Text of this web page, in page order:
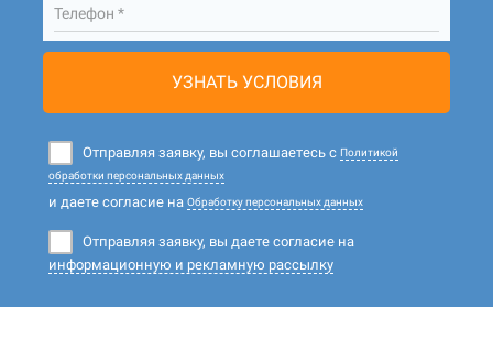
Телефон *
УЗНАТЬ УСЛОВИЯ
Отправляя заявку, вы соглашаетесь с Политикой
обработки персональных данных
и даете согласие на Обработку персональных данных
Отправляя заявку, вы даете согласие на
информационную и рекламную рассылку